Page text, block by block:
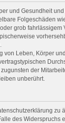
und Gesundheit
Folgeschäden
grob
Leben, Körper
der
unberührt.
des